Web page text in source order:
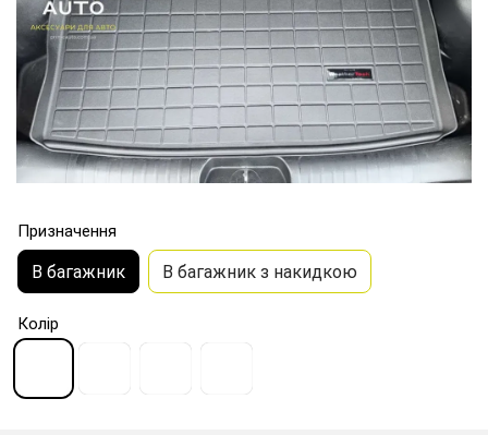
Призначення
В багажник В багажник з накидкою
Колір